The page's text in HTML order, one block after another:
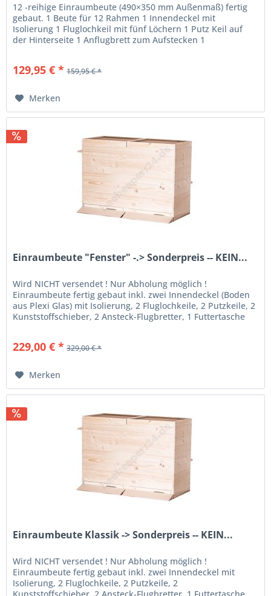
12 -reihige Einraumbeute (490×350 mm Außenmaß) fertig
gebaut. 1 Beute für 12 Rahmen 1 Innendeckel mit
Isolierung 1 Fluglochkeil mit fünf Löchern 1 Putz Keil auf
der Hinterseite 1 Anflugbrett zum Aufstecken 1
129,95 € * 159,95 € *
Merken
Einraumbeute "Fenster" -.> Sonderpreis -- KEIN...
Wird NICHT versendet ! Nur Abholung möglich !
Einraumbeute fertig gebaut inkl. zwei Innendeckel (Boden
aus Plexi Glas) mit Isolierung, 2 Fluglochkeile, 2 Putzkeile, 2
Kunststoffschieber, 2 Ansteck-Flugbretter, 1 Futtertasche
229,00 € * 329,00 € *
Merken
Einraumbeute Klassik -> Sonderpreis -- KEIN...
Wird NICHT versendet ! Nur Abholung möglich !
Einraumbeute fertig gebaut inkl. zwei Innendeckel mit
Isolierung, 2 Fluglochkeile, 2 Putzkeile, 2